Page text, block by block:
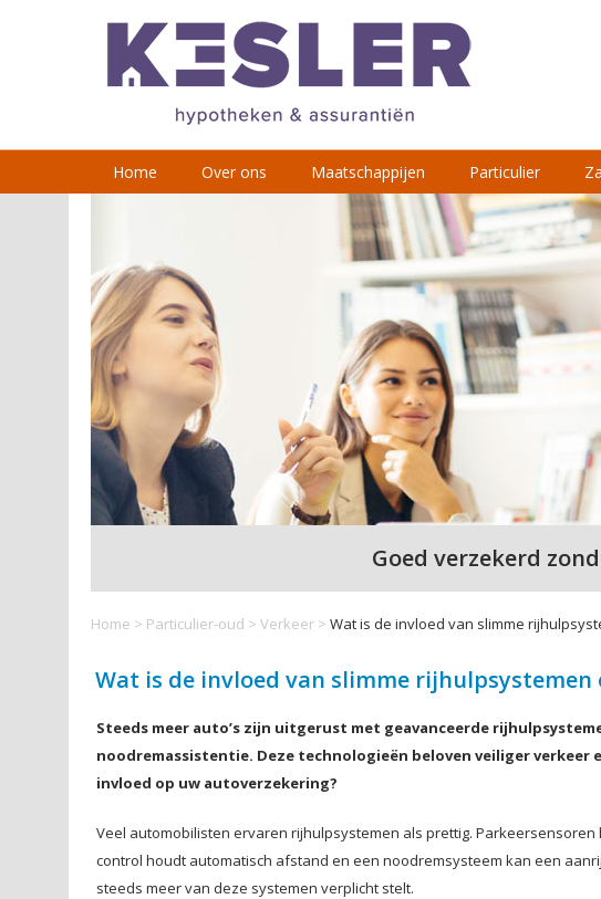
Goed verzekerd
Home > Particulier-oud > Verkeer > Wat is de invloed van slimme
Wat is de invloed van slimme
Steeds meer auto’s zijn uitgerust met geavanceerde
noodremassistentie. Deze technologieën beloven veiliger verkeer
invloed op uw autoverzekering?
Veel automobilisten ervaren rijhulpsystemen als prettig.
control houdt automatisch afstand en een noodremsysteem kan een
steeds meer van deze systemen verplicht stelt.
Home Over ons Maatschappijen Particulier